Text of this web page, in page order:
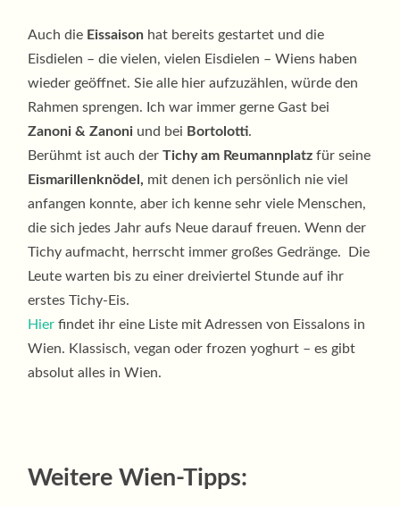
Auch die Eissaison hat bereits gestartet und die
Eisdielen – die vielen, vielen Eisdielen – Wiens haben
wieder geöffnet. Sie alle hier aufzuzählen, würde den
Rahmen sprengen. Ich war immer gerne Gast bei
Zanoni & Zanoni und bei Bortolotti.
Berühmt ist auch derTichy am Reumannplatz für seine
Eismarillenknödel, mit denen ich persönlich nie viel
anfangen konnte, aber ich kenne sehr viele Menschen,
die sich jedes Jahr aufs Neue darauf freuen. Wenn der
Tichy aufmacht, herrscht immer großes Gedränge. Die
Leute warten bis zu einer dreiviertel Stunde auf ihr
erstes Tichy-Eis.
Hier findet ihr eine Liste mit Adressen von Eissalons in
Wien. Klassisch, vegan oder frozen yoghurt – es gibt
absolut alles in Wien.
Weitere Wien-Tipps: